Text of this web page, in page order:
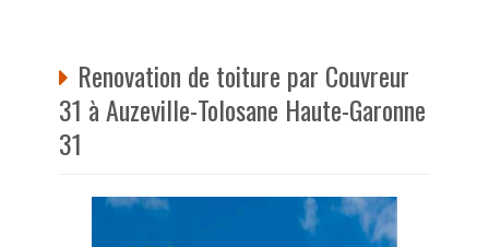
Renovation de toiture par Couvreur
31 à Auzeville-Tolosane Haute-Garonne
31